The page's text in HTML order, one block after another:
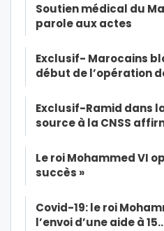
Soutien médical du
parole aux actes
Exclusif- Marocains
début de l’opération
Exclusif-Ramid dans
source à la CNSS
Le roi Mohammed VI
succès »
Covid-19: le roi
l’envoi d’une aide à